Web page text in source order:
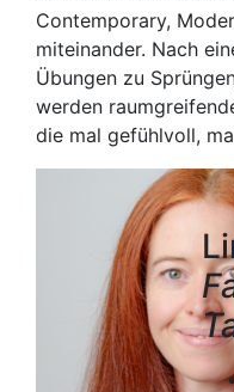
Contemporary,
miteinander. Nach
Übungen zu
werden
die mal gefühlvoll,